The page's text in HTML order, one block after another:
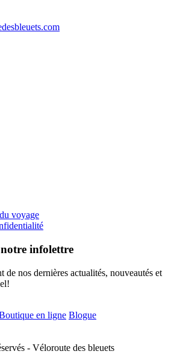
voyage
infolettre
de nos dernières actualités, nouveautés et
en ligne Blogue
- Véloroute des bleuets